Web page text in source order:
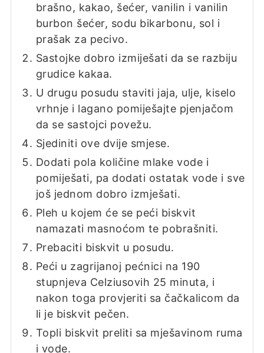
brašno, kakao, šećer, vanilin i vanilin
burbon šećer, sodu bikarbonu, sol i
prašak za pecivo.
Sastojke dobro izmiješati da se razbiju
grudice kakaa.
U drugu posudu staviti jaja, ulje, kiselo
vrhnje i lagano pomiješajte pjenjačom
da se sastojci povežu.
Sjediniti ove dvije smjese.
Dodati pola količine mlake vode i
pomiješati, pa dodati ostatak vode i sve
još jednom dobro izmješati.
Pleh u kojem će se peći biskvit
namazati masnoćom te pobrašniti.
Prebaciti biskvit u posudu.
Peći u zagrijanoj pećnici na 190
stupnjeva Celziusovih 25 minuta, i
nakon toga provjeriti sa čačkalicom da
li je biskvit pečen.
Topli biskvit preliti sa mješavinom ruma
i vode.